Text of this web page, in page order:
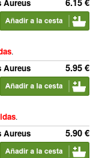
6.15 €
Aureus
.
5.95 €
Aureus
.
5.90 €
Aureus